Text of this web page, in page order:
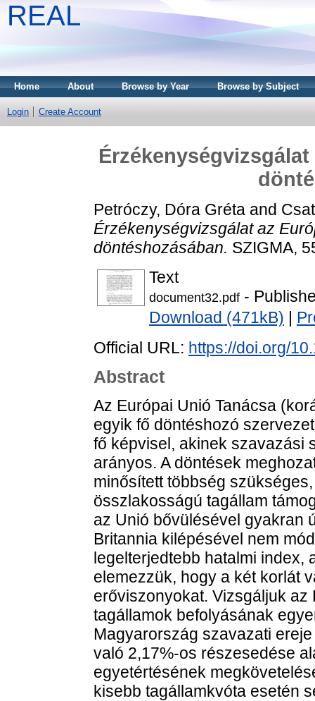
REAL
Home About Browse by Year Browse by Subject
Login Create Account
Petróczy, Dóra Gréta and
Érzékenységvizsgálat az
döntéshozásában. SZIGMA,
Text
document32.pdf -
Download (471kB)
Official URL: https://doi.org/
Abstract
Az Európai Unió Tanácsa
egyik fő döntéshozó
fő képvisel, akinek szavazási
arányos. A döntések
minősített többség
összlakosságú tagállam
az Unió bővülésével gyakran
Britannia kilépésével nem
legelterjedtebb hatalmi index,
elemezzük, hogy a két korlát
erőviszonyokat. Vizsgáljuk
tagállamok befolyásának
Magyarország szavazati
való 2,17%-os részesedése
egyetértésének
kisebb tagállamkvóta esetén